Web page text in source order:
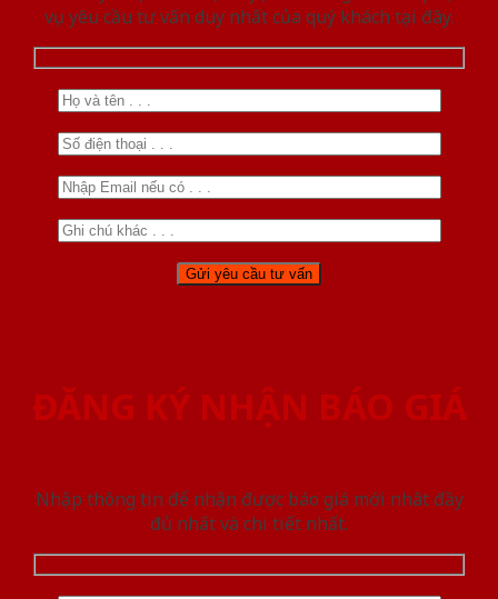
vụ yêu cầu tư vấn duy nhất của quý khách tại đây.
ĐĂNG KÝ NHẬN BÁO GIÁ
Nhập thông tin để nhận được báo giá mới nhât đầy
đủ nhất và chi tiết nhất.